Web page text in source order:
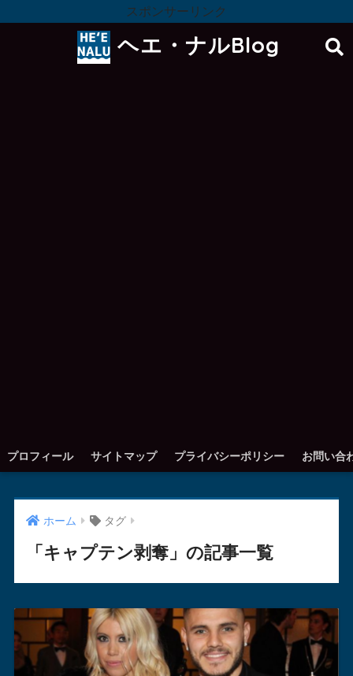
スポンサーリンク
ヘエ・ナルBlog
プロフィール サイトマップ プライバシーポリシー お問い合
ホーム タグ
「キャプテン剥奪」の記事一覧